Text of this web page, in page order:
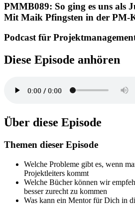
PMMB089: So ging es uns als
Mit Maik Pfingsten in der PM-
Podcast für
Diese Episode anhören
Über diese Episode
Themen dieser Episode
Welche Probleme gibt es, wenn
Projektleiters kommt
Welche Bücher können wir
besser zurecht zu kommen
Was kann ein Mentor für Dich in